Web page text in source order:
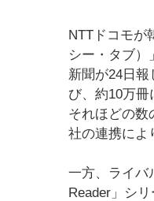
NTTドコモが
シー・タブ）
新聞が24日
び、約10万
それほどの数
社の連携によ
一方、ライバ
Reader」シ